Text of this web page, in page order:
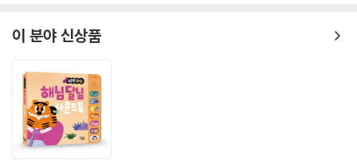
이 분야 신상품